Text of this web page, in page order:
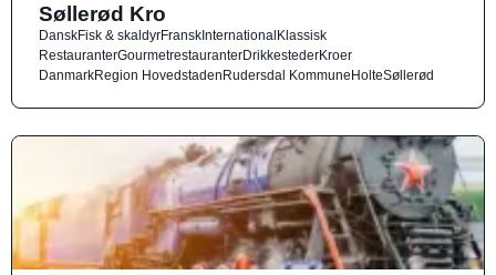
Søllerød Kro
DanskFisk & skaldyrFranskInternationalKlassisk
RestauranterGourmetrestauranterDrikkestederKroer
DanmarkRegion HovedstadenRudersdal KommuneHolteSøllerød